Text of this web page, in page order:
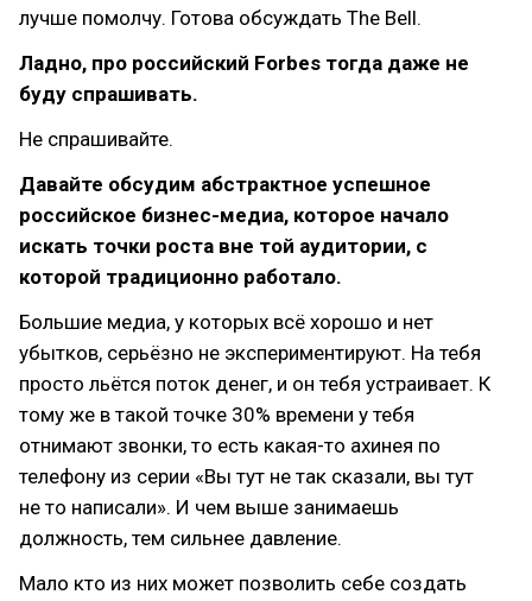
лучше помолчу. Готова обсуждать The Bell.
Ладно, про российский Forbes тогда даже не
буду спрашивать.
Не спрашивайте.
Давайте обсудим абстрактное успешное
российское бизнес-медиа, которое начало
искать точки роста вне той аудитории, с
которой традиционно работало.
Большие медиа, у которых всё хорошо и нет
убытков, серьёзно не экспериментируют. На тебя
просто льётся поток денег, и он тебя устраивает. К
тому же в такой точке 30% времени у тебя
отнимают звонки, то есть какая-то ахинея по
телефону из серии «Вы тут не так сказали, вы тут
не то написали». И чем выше занимаешь
должность, тем сильнее давление.
Мало кто из них может позволить себе создать